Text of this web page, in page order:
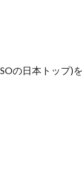
の日本トップ)を